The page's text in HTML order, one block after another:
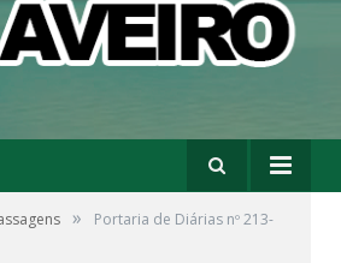
»
Portaria de Diárias nº 213-